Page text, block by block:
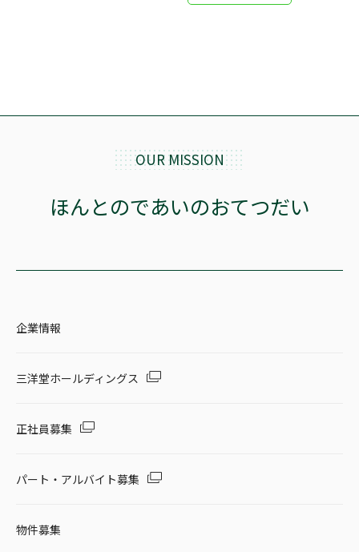
OUR MISSION
ほんとのであいのおてつだい
企業情報
三洋堂ホールディングス
正社員募集
パート・アルバイト募集
物件募集